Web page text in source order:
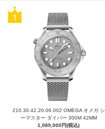
210.30.42.20.06.002 OMEGA オメガ シ
ーマスター ダイバー 300M 42MM
1,089,000円(税込)